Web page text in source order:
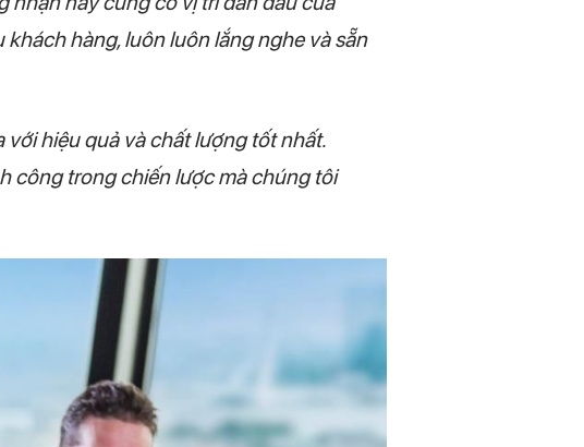
hàng, luôn luôn lắng nghe và sẵn
hiệu quả và chất lượng tốt nhất.
công trong chiến lược mà chúng tôi